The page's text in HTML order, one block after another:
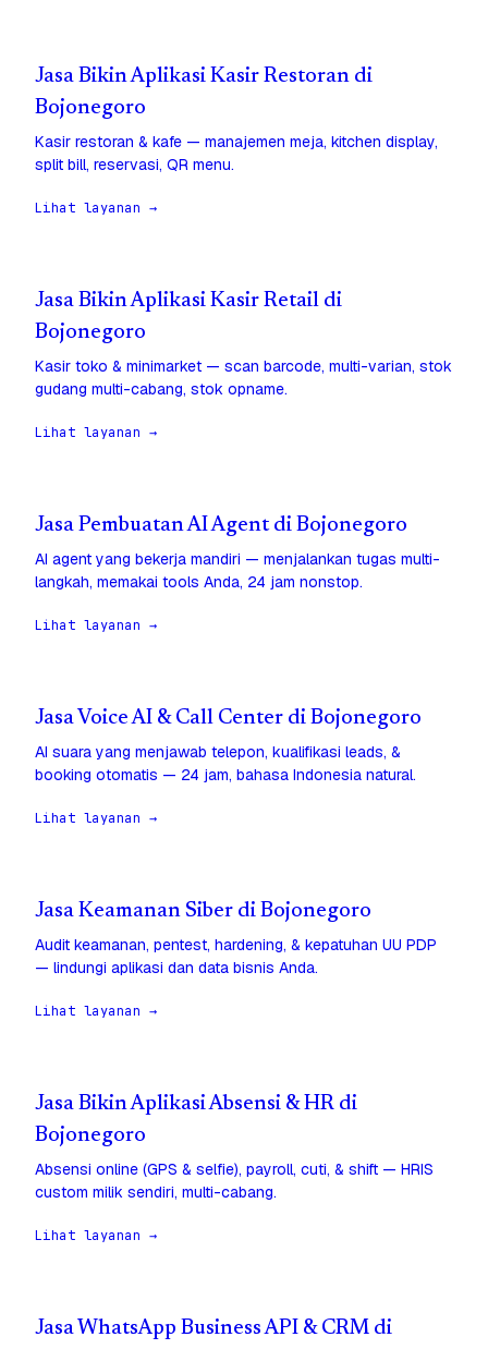
Jasa Bikin Aplikasi Kasir Restoran di
Bojonegoro
Kasir restoran & kafe — manajemen meja, kitchen display,
split bill, reservasi, QR menu.
Lihat layanan →
Jasa Bikin Aplikasi Kasir Retail di
Bojonegoro
Kasir toko & minimarket — scan barcode, multi-varian, stok
gudang multi-cabang, stok opname.
Lihat layanan →
Jasa Pembuatan AI Agent di Bojonegoro
AI agent yang bekerja mandiri — menjalankan tugas multi-
langkah, memakai tools Anda, 24 jam nonstop.
Lihat layanan →
Jasa Voice AI & Call Center di Bojonegoro
AI suara yang menjawab telepon, kualifikasi leads, &
booking otomatis — 24 jam, bahasa Indonesia natural.
Lihat layanan →
Jasa Keamanan Siber di Bojonegoro
Audit keamanan, pentest, hardening, & kepatuhan UU PDP
— lindungi aplikasi dan data bisnis Anda.
Lihat layanan →
Jasa Bikin Aplikasi Absensi & HR di
Bojonegoro
Absensi online (GPS & selfie), payroll, cuti, & shift — HRIS
custom milik sendiri, multi-cabang.
Lihat layanan →
Jasa WhatsApp Business API & CRM di